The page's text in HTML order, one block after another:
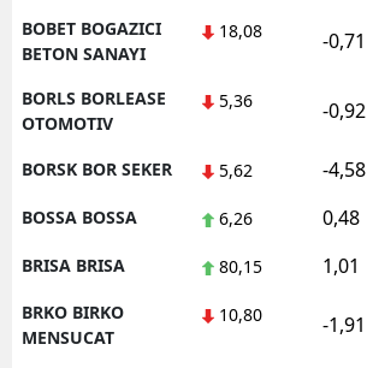
BOBET BOGAZICI
BETON SANAYI
18,08 -0,71
BORLS BORLEASE
OTOMOTIV
5,36 -0,92
BORSK BOR SEKER 5,62 -4,58
BOSSA BOSSA 6,26 0,48
BRISA BRISA 80,15 1,01
BRKO BIRKO
MENSUCAT
10,80 -1,91